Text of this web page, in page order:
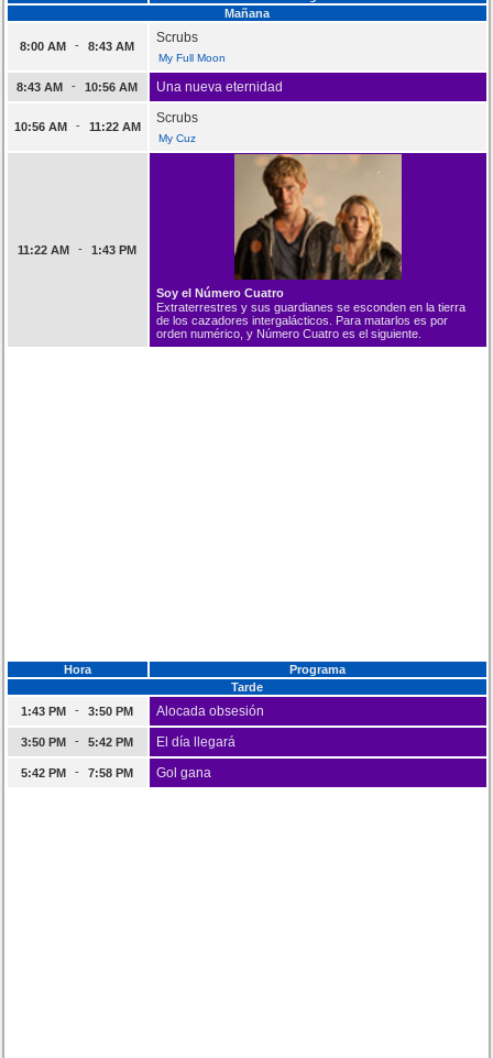
Mañana
8:00 AM - 8:43 AM
Scrubs
My Full Moon
8:43 AM - 10:56 AM Una nueva eternidad
10:56 AM - 11:22 AM
Scrubs
My Cuz
11:22 AM - 1:43 PM
Soy el Número Cuatro
Extraterrestres y sus guardianes se esconden en la tierra
de los cazadores intergalácticos. Para matarlos es por
orden numérico, y Número Cuatro es el siguiente.
Hora
Programa
Tarde
1:43 PM
- 3:50 PM Alocada obsesión
3:50 PM - 5:42 PM El día llegará
5:42 PM - 7:58 PM Gol gana